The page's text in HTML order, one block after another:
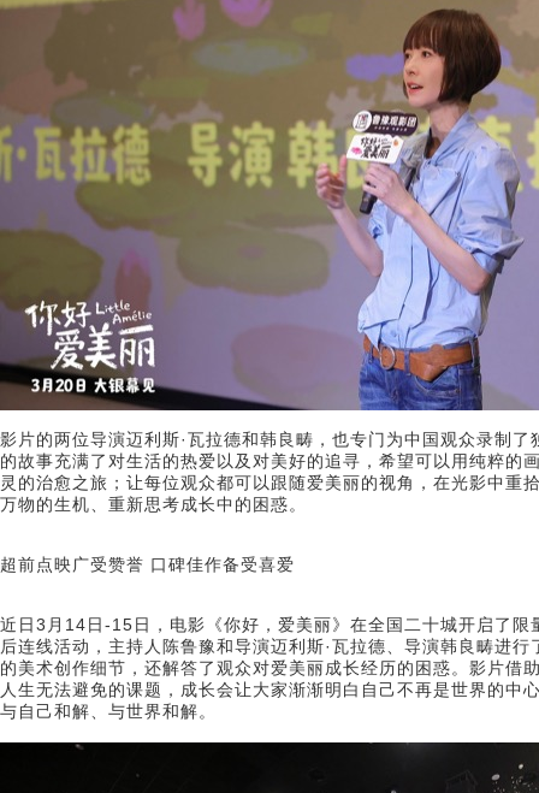
影片的两位导演迈利斯·瓦拉德和韩良畴，也专门为中国观众录制
的故事充满了对生活的热爱以及对美好的追寻，希望可以用纯粹的
灵的治愈之旅；让每位观众都可以跟随爱美丽的视角，在光影中重
万物的生机、重新思考成长中的困惑。
超前点映广受赞誉 口碑佳作备受喜爱
近日3月14日-15日，电影《你好，爱美丽》在全国二十城开启了
后连线活动，主持人陈鲁豫和导演迈利斯·瓦拉德、导演韩良畴进
的美术创作细节，还解答了观众对爱美丽成长经历的困惑。影片借
人生无法避免的课题，成长会让大家渐渐明白自己不再是世界的中
与自己和解、与世界和解。